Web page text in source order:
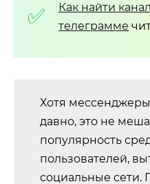
Как найти
телеграмме
Хотя
давно, это не
популярность
пользователей,
социальные сети.